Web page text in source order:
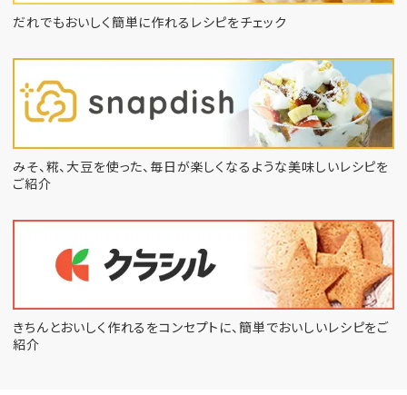
だれでもおいしく簡単に作れるレシピをチェック
みそ、糀、大豆を使った、毎日が楽しくなるような美味しいレシピを
ご紹介
きちんとおいしく作れるをコンセプトに、簡単でおいしいレシピをご
紹介